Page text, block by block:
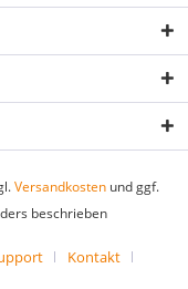
Versandkosten und ggf.
beschrieben
Kontakt